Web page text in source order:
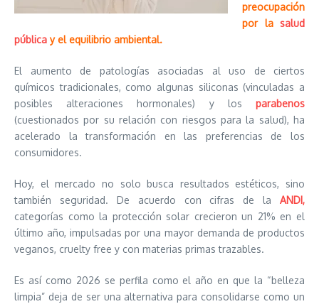
preocupación
por la salud
pública y el equilibrio ambiental.
El aumento de patologías asociadas al uso de ciertos
químicos tradicionales, como algunas siliconas (vinculadas a
posibles alteraciones hormonales) y los parabenos
(cuestionados por su relación con riesgos para la salud), ha
acelerado la transformación en las preferencias de los
consumidores.
Hoy, el mercado no solo busca resultados estéticos, sino
también seguridad. De acuerdo con cifras de la ANDI,
categorías como la protección solar crecieron un 21% en el
último año, impulsadas por una mayor demanda de productos
veganos, cruelty free y con materias primas trazables.
Es así como 2026 se perfila como el año en que la “belleza
limpia” deja de ser una alternativa para consolidarse como un